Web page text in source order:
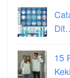
15